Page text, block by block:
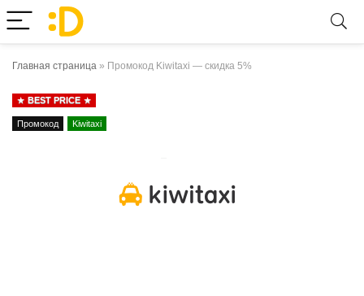
Главная страница » Промокод Kiwitaxi — скидка 5%
BEST PRICE
Промокод Kiwitaxi